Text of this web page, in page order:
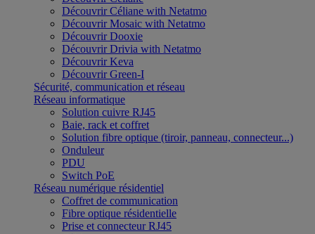
Découvrir Céliane with Netatmo
Découvrir Mosaic with Netatmo
Découvrir Dooxie
Découvrir Drivia with Netatmo
Découvrir Keva
Découvrir Green-I
Sécurité, communication et réseau
Réseau informatique
Solution cuivre RJ45
Baie, rack et coffret
Solution fibre optique (tiroir, panneau, connecteur...)
Onduleur
PDU
Switch PoE
Réseau numérique résidentiel
Coffret de communication
Fibre optique résidentielle
Prise et connecteur RJ45